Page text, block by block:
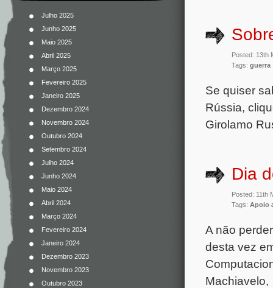
Julho 2025
Junho 2025
Maio 2025
Abril 2025
Março 2025
Fevereiro 2025
Janeiro 2025
Dezembro 2024
Novembro 2024
Outubro 2024
Setembro 2024
Julho 2024
Junho 2024
Maio 2024
Abril 2024
Março 2024
Fevereiro 2024
Janeiro 2024
Dezembro 2023
Novembro 2023
Outubro 2023
Posted: 13th
Tags: guerra
Se quiser
Rússia,
Girolamo
Dia
Posted: 11th
Tags: Apoio
A não
desta vez